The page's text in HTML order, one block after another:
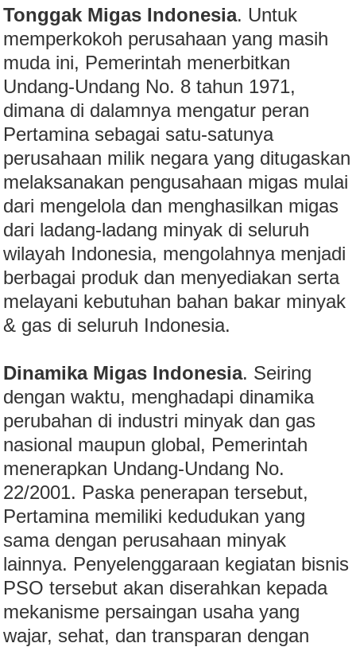
Tonggak Migas Indonesia. Untuk
memperkokoh perusahaan yang masih
muda ini, Pemerintah menerbitkan
Undang-Undang No. 8 tahun 1971,
dimana di dalamnya mengatur peran
Pertamina sebagai satu-satunya
perusahaan milik negara yang ditugaskan
melaksanakan pengusahaan migas mulai
dari mengelola dan menghasilkan migas
dari ladang-ladang minyak di seluruh
wilayah Indonesia, mengolahnya menjadi
berbagai produk dan menyediakan serta
melayani kebutuhan bahan bakar minyak
& gas di seluruh Indonesia.
Dinamika Migas Indonesia. Seiring
dengan waktu, menghadapi dinamika
perubahan di industri minyak dan gas
nasional maupun global, Pemerintah
menerapkan Undang-Undang No.
22/2001. Paska penerapan tersebut,
Pertamina memiliki kedudukan yang
sama dengan perusahaan minyak
lainnya. Penyelenggaraan kegiatan bisnis
PSO tersebut akan diserahkan kepada
mekanisme persaingan usaha yang
wajar, sehat, dan transparan dengan